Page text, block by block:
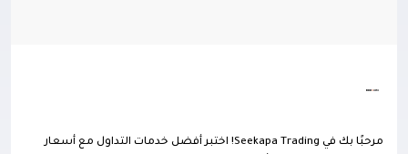
مرحبًا بك في Seekapa Trading! اختبر أفضل خدمات التداول مع أسعار